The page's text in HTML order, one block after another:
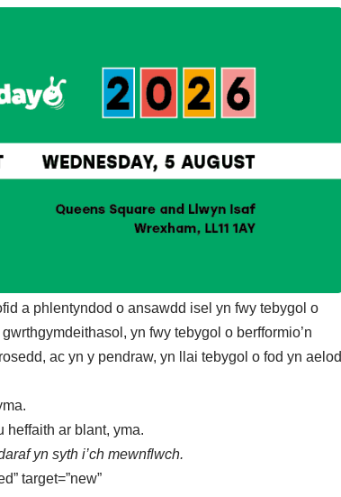
a phlentyndod o ansawdd isel yn fwy tebygol o
yn fwy tebygol o berfformio’n
ac yn y pendraw, yn llai tebygol o fod yn aelod
.
heffaith ar blant, yma.
yn syth i’ch mewnflwch.
target=”new”